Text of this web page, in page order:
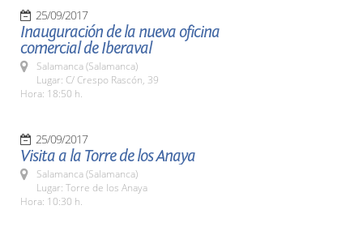
25/09/2017
Inauguración de la nueva oficina
comercial de Iberaval
Salamanca (Salamanca)
Lugar: C/ Crespo Rascón, 39
Hora: 18:50 h.
25/09/2017
Visita a la Torre de los Anaya
Salamanca (Salamanca)
Lugar: Torre de los Anaya
Hora: 10:30 h.